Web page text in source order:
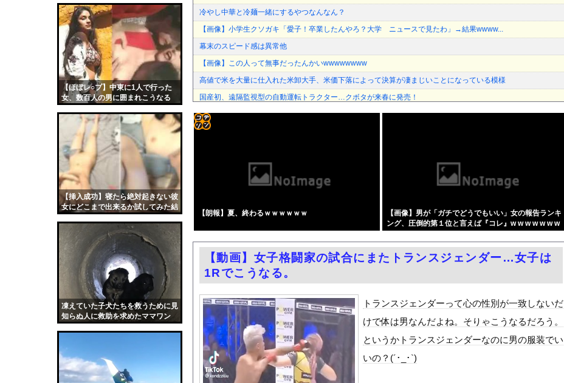
【ほぼレ○プ】中東に1人で行った
女、数百人の男に囲まれこうなる
【挿入成功】寝たら絶対起きない彼
女にどこまで出来るか試してみた結
凍えていた子犬たちを救うために見
知らぬ人に救助を求めたママワン
自動
更新
ツー
ル
冷やし中華と冷麺一緒にするやつなんなん？
【画像】小学生クソガキ「愛子！卒業したんやろ？大学 ニュースで見たわ」→結果wwww...
幕末のスピード感は異常他
【画像】この人って無事だったんかいwwwwwwww
高値で米を大量に仕入れた米卸大手、米価下落によって決算が凄まじいことになっている模様
国産初、遠隔監視型の自動運転トラクター…クボタが来春に発売！
【画像】ワイ、罪木蜜柑の激エロフィギュアが欲しすぎて泣く・・・・・・
エロ漫画『冥婚の花嫁～無限快楽地獄～』をrawやhitomiを使わずに無料で読む方法...
中国「大洪水！」三峡ダム「9門開放！（全力放流」中国都市「三峡沿線の道路水没」中国政...
尻肉が凄い神宮寺ナオのAVより抜けそうな新ヌード part4
【悲報】トレパク絵師の江口寿史さん、開き直って言い訳してしまう。全く反省してないと話...
【悲報】ショートスリーパー堀大輔さん、リスナーから「寝たほうがいい！」と言われてガチ...
国税局職員（25）、税務調査で知り合った納税者の自宅に出入りしお小遣い1億5000万...
佐藤寛子、ヌード乳首濡れ場がエロ過ぎる！ヘアヌード写真集の全裸、全盛期グラビア、最高...
【芸能】元EXILE・黒木啓司、妻・宮崎麗果被告へのDV事案で逮捕されていた 宮崎は...
過給なしで420ps。しかもL型エンジン…このS31Zいくらかかってるんだ…
渡邊渚さん「私がPTSDと診断された当時、世間はまだPTSDという言葉は浸透されてい...
職場の人妻と不倫をして、ついに、、、
韓国国会、サッカー前代表監督を追及「なぜ負けたのか」
日本旅行キャンセルすべきか…1万年ぶり史上最大級の火山の兆し＝韓国の反応
【朗報】夏、終わるｗｗｗｗｗｗ
【画像】男が「ガチでどうでもいい」女の報告ランキ
ング、圧倒的第１位と言えば『コレ』w w w w w w w
更新
【動画】女子格闘家の試合にまたトランスジェンダー…女子は
1Rでこうなる。
トランスジェンダーって心の性別が一致しないだ
けで体は男なんだよね。そりゃこうなるだろう。
というかトランスジェンダーなのに男の服装でい
いの？(´･_･`)